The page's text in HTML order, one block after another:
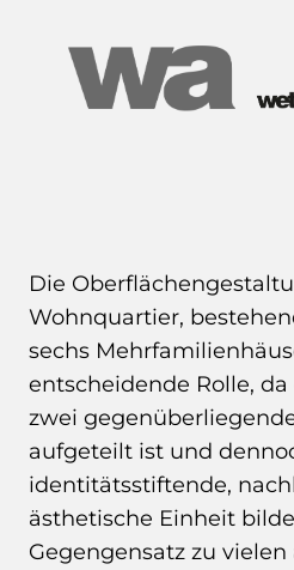
Die
Wohnquartier,
sechs
entscheidende Rolle,
zwei
aufgeteilt ist und
identitätsstiftende,
ästhetische Einheit
Gegengensatz zu